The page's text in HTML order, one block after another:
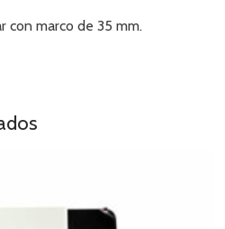
con marco de 35 mm.